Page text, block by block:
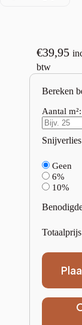
€39,95
btw
Bereken
Aantal m²:
Geen
6%
10%